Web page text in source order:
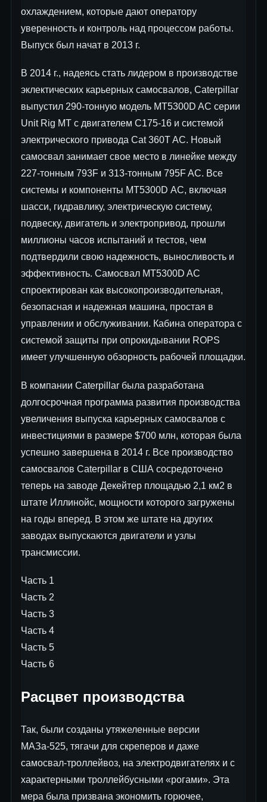
охлаждением, которые дают оператору
уверенность и контроль над процессом работы.
Выпуск был начат в 2013 г.
В 2014 г., надеясь стать лидером в производстве
эклектических карьерных самосвалов, Caterpillar
выпустил 290-тонную модель MT5300D AC серии
Unit Rig MT с двигателем C175-16 и системой
электрического привода Cat 360T AC. Новый
самосвал занимает свое место в линейке между
227-тонным 793F и 313-тонным 795F AC. Все
системы и компоненты MT5300D AC, включая
шасси, гидравлику, электрическую систему,
подвеску, двигатель и электропривод, прошли
миллионы часов испытаний и тестов, чем
подтвердили свою надежность, выносливость и
эффективность. Самосвал MT5300D AC
спроектирован как высокопроизводительная,
безопасная и надежная машина, простая в
управлении и обслуживании. Кабина оператора с
системой защиты при опрокидывании ROPS
имеет улучшенную обзорность рабочей площадки.
В компании Caterpillar была разработана
долгосрочная программа развития производства
увеличения выпуска карьерных самосвалов с
инвестициями в размере $700 млн, которая была
успешно завершена в 2014 г. Все производство
самосвалов Caterpillar в США сосредоточено
теперь на заводе Декейтер площадью 2,1 км2 в
штате Иллинойс, мощности которого загружены
на годы вперед. В этом же штате на других
заводах выпускаются двигатели и узлы
трансмиссии.
Часть 1
Часть 2
Часть 3
Часть 4
Часть 5
Часть 6
Расцвет производства
Так, были созданы утяжеленные версии
МАЗа-525, тягачи для скреперов и даже
самосвал-троллейвоз, на электродвигателях и с
характерными троллейбусными «рогами». Эта
мера была призвана экономить горючее,